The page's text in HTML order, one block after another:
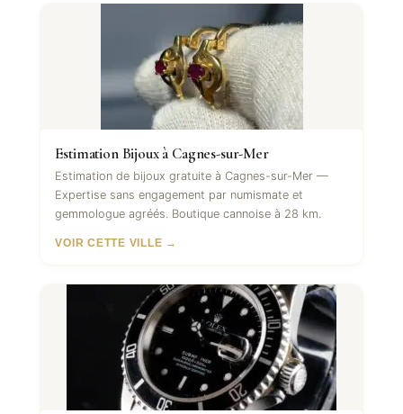
Estimation Bijoux à Cagnes-sur-Mer
Estimation de bijoux gratuite à Cagnes-sur-Mer —
Expertise sans engagement par numismate et
gemmologue agréés. Boutique cannoise à 28 km.
VOIR CETTE VILLE →